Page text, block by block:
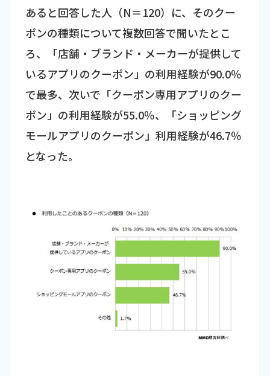
あると回答した人（N＝120）に、そのクー
ポンの種類について複数回答で聞いたとこ
ろ、「店舗・ブランド・メーカーが提供して
いるアプリのクーポン」の利用経験が90.0％
で最多、次いで「クーポン専用アプリのクー
ポン」の利用経験が55.0％、「ショッピング
モールアプリのクーポン」利用経験が46.7％
となった。